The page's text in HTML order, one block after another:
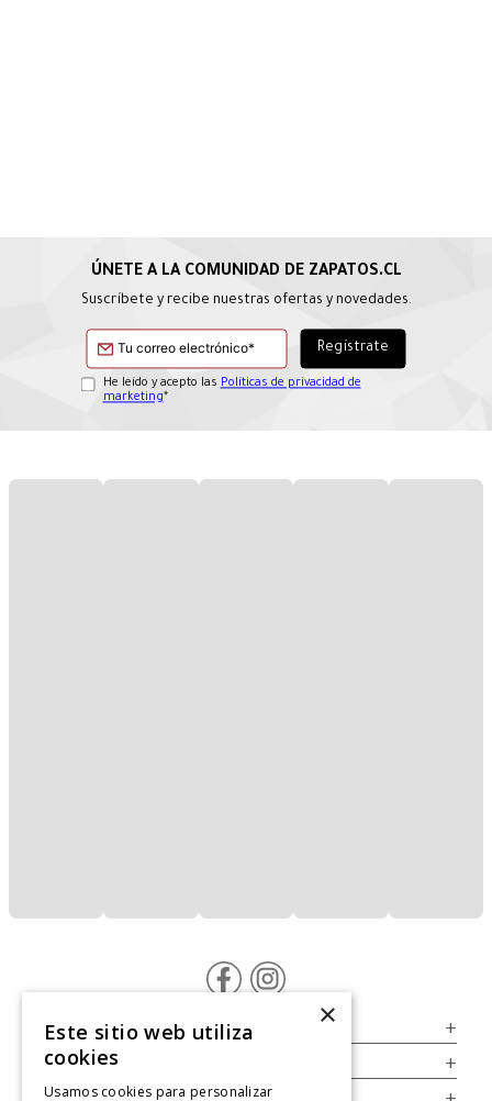
Suscríbete y recibe nuestras ofertas y novedades.
He leído y acepto las Políticas de privacidad de
marketing*
Servicio al Consumidor +
Legal +
×
Este sitio web utiliza
cookies
Usamos cookies para personalizar